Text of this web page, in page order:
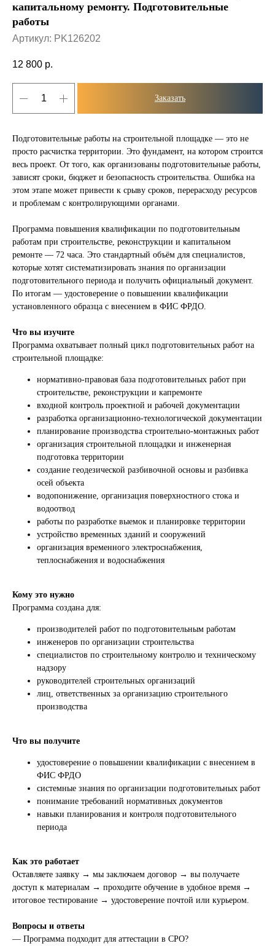
капитальному ремонту. Подготовительные
работы
Артикул: PK126202
12 800 р.
Заказать
Подготовительные работы на строительной площадке — это не
просто расчистка территории. Это фундамент, на котором строится
весь проект. От того, как организованы подготовительные работы,
зависят сроки, бюджет и безопасность строительства. Ошибка на
этом этапе может привести к срыву сроков, перерасходу ресурсов
и проблемам с контролирующими органами.
Программа повышения квалификации по подготовительным
работам при строительстве, реконструкции и капитальном
ремонте — 72 часа. Это стандартный объём для специалистов,
которые хотят систематизировать знания по организации
подготовительного периода и получить официальный документ.
По итогам — удостоверение о повышении квалификации
установленного образца с внесением в ФИС ФРДО.
Что вы изучите
Программа охватывает полный цикл подготовительных работ на
строительной площадке:
нормативно-правовая база подготовительных работ при
строительстве, реконструкции и капремонте
входной контроль проектной и рабочей документации
разработка организационно-технологической документации
планирование производства строительно-монтажных работ
организация строительной площадки и инженерная
подготовка территории
создание геодезической разбивочной основы и разбивка
осей объекта
водопонижение, организация поверхностного стока и
водоотвод
работы по разработке выемок и планировке территории
устройство временных зданий и сооружений
организация временного электроснабжения,
теплоснабжения и водоснабжения
Кому это нужно
Программа создана для:
производителей работ по подготовительным работам
инженеров по организации строительства
специалистов по строительному контролю и техническому
надзору
руководителей строительных организаций
лиц, ответственных за организацию строительного
производства
Что вы получите
удостоверение о повышении квалификации с внесением в
ФИС ФРДО
системные знания по организации подготовительных работ
понимание требований нормативных документов
навыки планирования и контроля подготовительного
периода
Как это работает
Оставляете заявку → мы заключаем договор → вы получаете
доступ к материалам → проходите обучение в удобное время →
итоговое тестирование → удостоверение почтой или курьером.
Вопросы и ответы
— Программа подходит для аттестации в СРО?